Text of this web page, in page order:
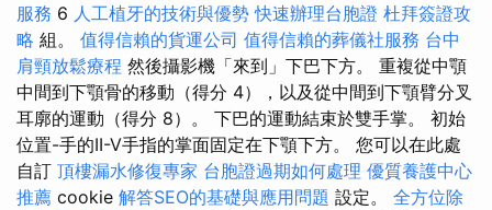
服務 6 人工植牙的技術與優勢 快速辦理台胞證 杜拜簽證攻
略 組。 值得信賴的貨運公司 值得信賴的葬儀社服務 台中
肩頸放鬆療程 然後攝影機「來到」下巴下方。 重複從中顎
中間到下顎骨的移動（得分 4），以及從中間到下顎臂分叉
耳廓的運動（得分 8）。 下巴的運動結束於雙手掌。 初始
位置-手的II-V手指的掌面固定在下顎下方。 您可以在此處
自訂 頂樓漏水修復專家 台胞證過期如何處理 優質養護中心
推薦 cookie 解答SEO的基礎與應用問題 設定。 全方位除